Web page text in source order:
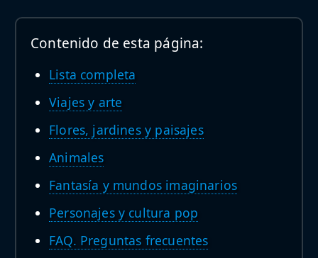
Contenido de esta página:
Lista completa
Viajes y arte
Flores, jardines y paisajes
Animales
Fantasía y mundos imaginarios
Personajes y cultura pop
FAQ. Preguntas frecuentes